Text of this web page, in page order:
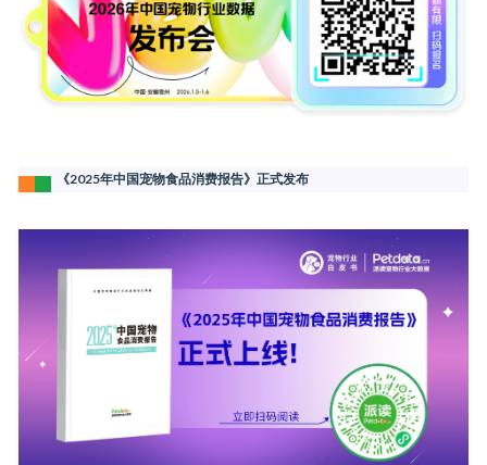
《2025年中国宠物食品消费报告》正式发布